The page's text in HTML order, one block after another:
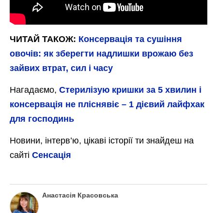
ЧИТАЙ ТАКОЖ: Консервація та сушіння
овочів: як зберегти надлишки врожаю без
зайвих втрат, сил і часу
Нагадаємо, Стерилізую кришки за 5 хвилин і
консервація не пліснявіє – 1 дієвий лайфхак
для господинь
Новини, інтерв’ю, цікаві історії ти знайдеш на
сайті Сенсація
Анастасія Красовська